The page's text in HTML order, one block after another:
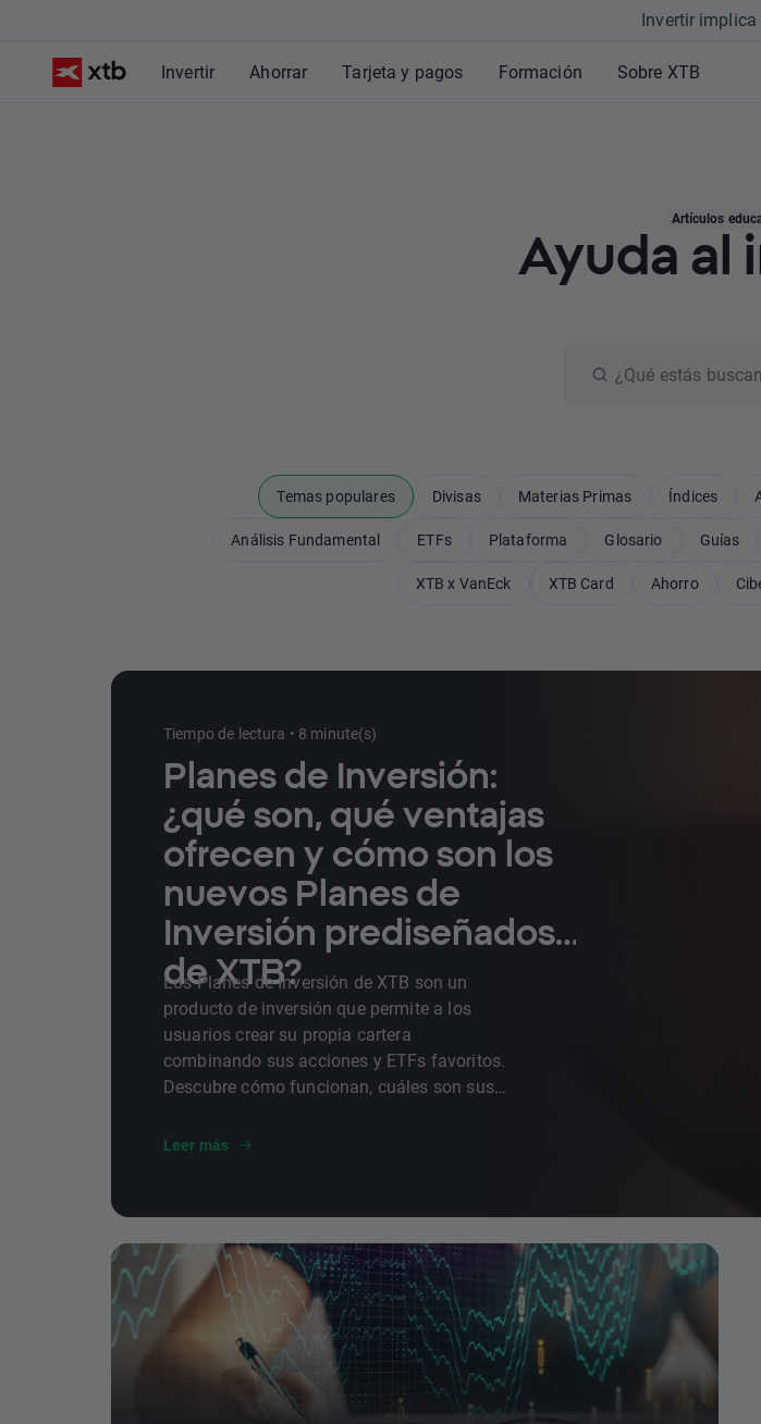
Invertir implica
Invertir Ahorrar Tarjeta y pagos Formación Sobre XTB
Artículos
Ayuda al
Temas populares Divisas Materias Primas Índices
Análisis Fundamental ETFs Plataforma Glosario Guías
XTB x VanEck XTB Card Ahorro
Tiempo de lectura • 8 minute(s)
Planes de Inversión:
¿qué son, qué ventajas
ofrecen y cómo son los
nuevos Planes de
Inversión prediseñados
de XTB?
Los Planes de Inversión de XTB son un
producto de inversión que permite a los
usuarios crear su propia cartera
combinando sus acciones y ETFs favoritos.
Descubre cómo funcionan, cuáles son sus
Planes de Inversión Prediseñados.
Leer más